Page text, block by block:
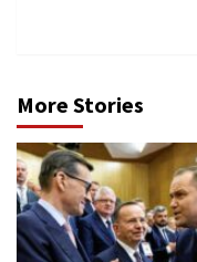
More Stories